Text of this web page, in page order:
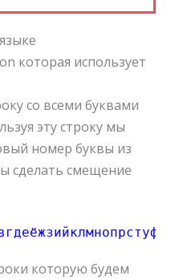
которая использует
со всеми буквами
эту строку мы
номер буквы из
сделать смещение
которую будем